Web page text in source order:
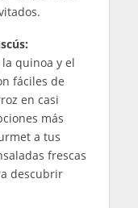
quinoa y el
fáciles de
en casi
más
a tus
frescas
descubrir